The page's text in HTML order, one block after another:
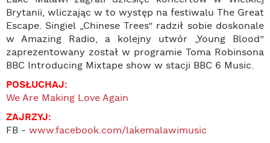
Brytanii, wliczając w to występ na festiwalu The Great
Escape. Singiel „Chinese Trees” radził sobie doskonale
w Amazing Radio, a kolejny utwór „Young Blood”
zaprezentowany został w programie Toma Robinsona
BBC Introducing Mixtape show w stacji BBC 6 Music.
POSŁUCHAJ:
We Are Making Love Again
ZAJRZYJ:
FB - www.facebook.com/lakemalawimusic